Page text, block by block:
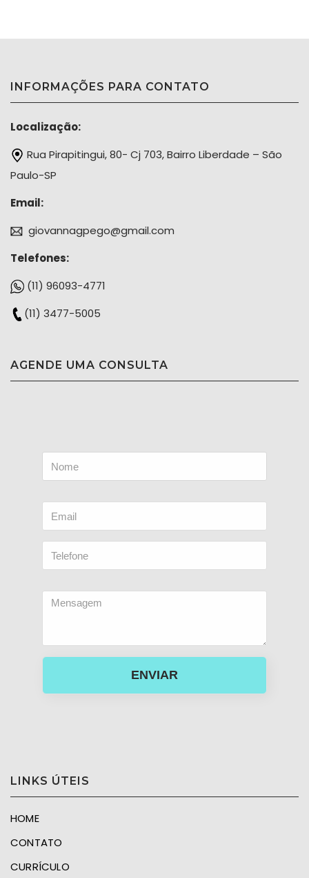
INFORMAÇÕES PARA CONTATO
Localização:
Rua Pirapitingui, 80- Cj 703, Bairro Liberdade – São
Paulo-SP
Email:
giovannagpego@gmail.com
Telefones:
(11) 96093-4771
(11) 3477-5005
AGENDE UMA CONSULTA
ENVIAR
LINKS ÚTEIS
HOME
CONTATO
CURRÍCULO